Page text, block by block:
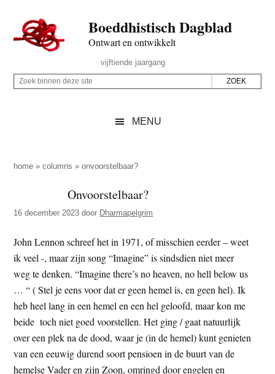
naar
de
inhoud
secondary
naar
de
sidebar
naar
de
Boeddhistisch Dagblad
Ontwart en ontwikkelt
Rechts
vijftiende jaargang
Z
p
z
e
s
i
t
e
Z
i
e
d
e
z
s
i
t
e
MENU
home »columns »onvoorstelbaar?
Onvoorstelbaar?
16 december 2023 door Dharmapelgrim
John Lennon schreef het in 1971, of misschien eerder – weet
ik veel -, maar zijn song “Imagine” is sindsdien niet meer
weg te denken. “Imagine there’s no heaven, no hell below us
… “ ( Stel je eens voor dat er geen hemel is, en geen hel). Ik
heb heel lang in een hemel en een hel geloofd, maar kon me
beide toch niet goed voorstellen. Het ging / gaat natuurlijk
over een plek na de dood, waar je (in de hemel) kunt genieten
van een eeuwig durend soort pensioen in de buurt van de
hemelse Vader en zijn Zoon, omringd door engelen en